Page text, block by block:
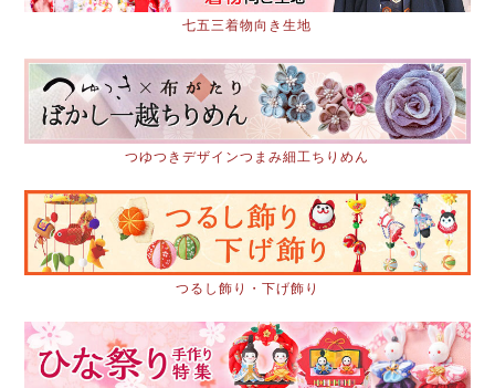
七五三着物向き生地
つゆつきデザインつまみ細工ちりめん
つるし飾り・下げ飾り